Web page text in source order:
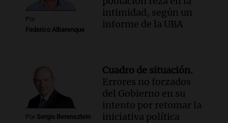
Por
Federico Albarenque
intimidad, según un
informe de la UBA
Por Sergio Berensztein
Cuadro de situación.
Errores no forzados
del Gobierno en su
intento por retomar la
iniciativa política